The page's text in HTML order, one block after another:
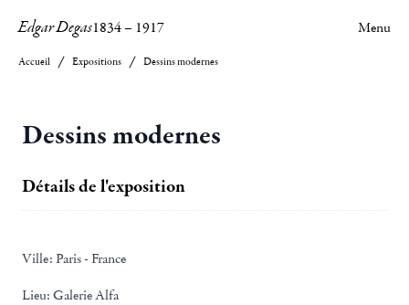
Edgar Degas1834– 1917 Menu
Accueil Expositions Dessins modernes
Dessins modernes
Détails de l'exposition
Ville: Paris - France
Lieu: Galerie Alfa